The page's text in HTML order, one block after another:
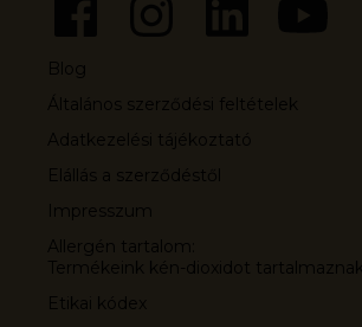
Blog
Általános szerződési feltételek
Adatkezelési tájékoztató
Elállás a szerződéstől
Impresszum
Allergén tartalom:
Termékeink kén-dioxidot tartalmaznak
Etikai kódex